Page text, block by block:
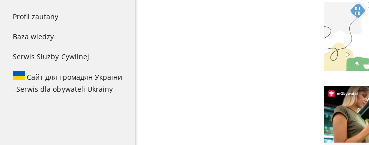
Profil zaufany
Baza wiedzy
Serwis Służby Cywilnej
Сайт для громадян України
–Serwis dla obywateli Ukrainy